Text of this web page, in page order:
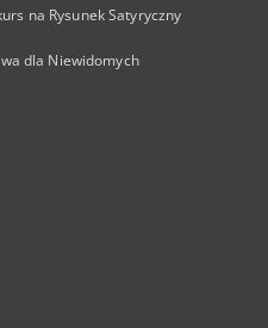
na Rysunek Satyryczny
dla Niewidomych